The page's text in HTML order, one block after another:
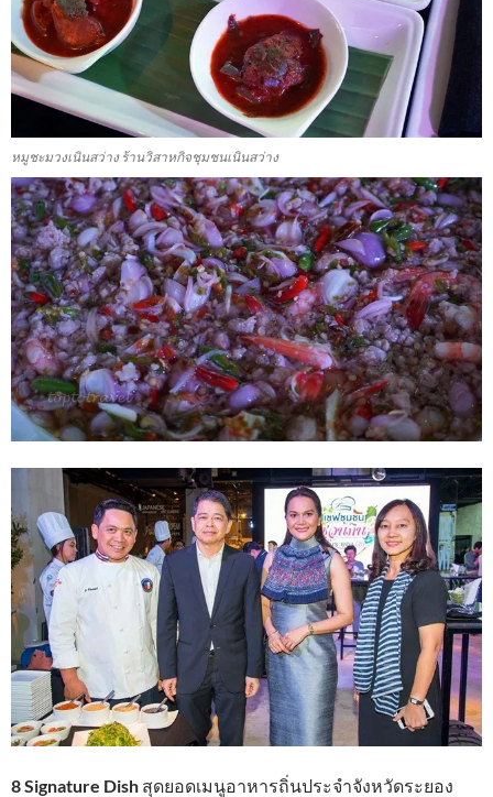
หมูชะมวงเนินสว่าง ร้านวิสาหกิจชุมชนเนินสว่าง
8 Signature Dish สุดยอดเมนูอาหารถิ่นประจำจังหวัดระยอง